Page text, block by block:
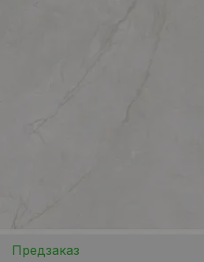
Предзаказ